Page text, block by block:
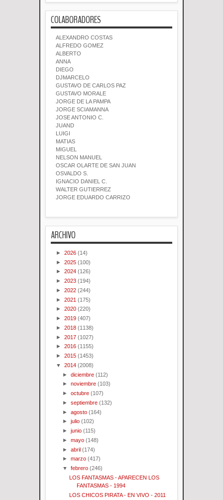
COLABORADORES
ALEXANDRO COSTAS
ALFREDO GOMEZ
ALBERTO
ANNA
DIEGO
DJMARCELO
GUSTAVO DE CARLOS PAZ
GUSTAVO MORALE
JORGE DE LA PAMPA
JORGE SCIAMANNA
JOSE ANTONIO C.
JUAND
LUIGI
MATIAS
MIGUEL
NELSON MANUEL
OSCAR OLARTE DE SAN JUAN
OSVALDO S.
IGNACIO DANIEL C.
WALTER GUTIERREZ
JORGE EDUARDO CARRIZO
ARCHIVO
► 2026 (14)
► 2025 (100)
► 2024 (126)
► 2023 (194)
► 2022 (244)
► 2021 (175)
► 2020 (220)
► 2019 (407)
► 2018 (1138)
► 2017 (1027)
► 2016 (1155)
► 2015 (1453)
▼ 2014 (2008)
►diciembre (112)
►noviembre (103)
►octubre (107)
►septiembre (132)
►agosto (164)
►julio (102)
►junio (115)
►mayo (148)
►abril (174)
►marzo (417)
▼febrero (246)
LOS FANTASMAS - APARECEN LOS
FANTASMAS - 1994
LOS CHICOS PIRATA - EN VIVO - 2011